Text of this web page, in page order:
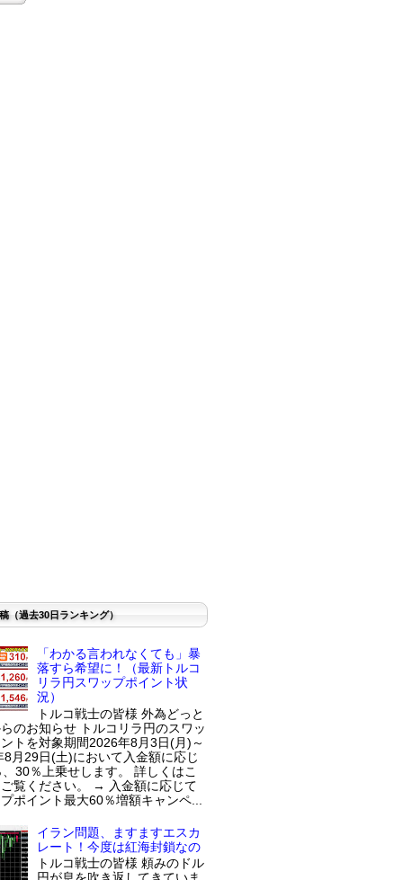
（過去30日ランキング）
「わかる言われなくても」暴
落すら希望に！（最新トルコ
リラ円スワップポイント状
況）
トルコ戦士の皆様 外為どっと
のお知らせ トルコリラ円のスワッ
トを対象期間2026年8月3日(月)～
8月29日(土)において入金額に応じ
30％上乗せします。 詳しくはこ
覧ください。 → 入金額に応じて
ポイント最大60％増額キャンペ...
イラン問題、ますますエスカ
レート！今度は紅海封鎖なの
トルコ戦士の皆様 頼みのドル